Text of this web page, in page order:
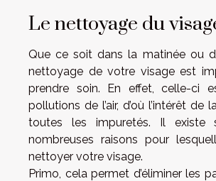
Le nettoyage du
Que ce soit dans la matinée ou
nettoyage de votre visage est
prendre soin. En effet, celle-ci
pollutions de l’air, d’où l’intérêt de
toutes les impuretés. Il existe
nombreuses raisons pour
nettoyer votre visage.
Primo, cela permet d’éliminer les